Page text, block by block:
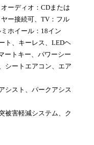
ーディオ：CDまたは
ー接続可、TV：フル
ホイール：18イン
ト、キーレス、LEDヘ
ートキー、パワーシー
シートエアコン、エア
シスト、パークアシス
被害軽減システム、ク